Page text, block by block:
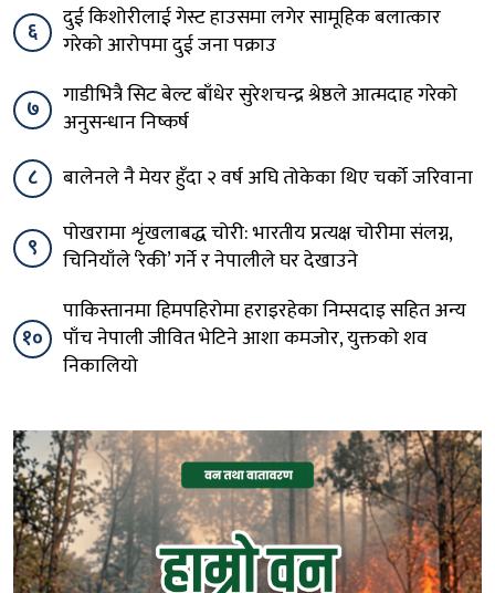
६
दुई किशोरीलाई गेस्ट हाउसमा लगेर सामूहिक बलात्कार
गरेको आरोपमा दुई जना पक्राउ
७
गाडीभित्रै सिट बेल्ट बाँधेर सुरेशचन्द्र श्रेष्ठले आत्मदाह गरेको
अनुसन्धान निष्कर्ष
८
बालेनले नै मेयर हुँदा २ वर्ष अघि तोकेका थिए चर्को जरिवाना
९
पोखरामा शृंखलाबद्ध चोरी: भारतीय प्रत्यक्ष चोरीमा संलग्न,
चिनियाँले ‘रेकी’ गर्ने र नेपालीले घर देखाउने
१०
पाकिस्तानमा हिमपहिरोमा हराइरहेका निम्सदाइ सहित अन्य
पाँच नेपाली जीवित भेटिने आशा कमजोर, युक्तको शव
निकालियो